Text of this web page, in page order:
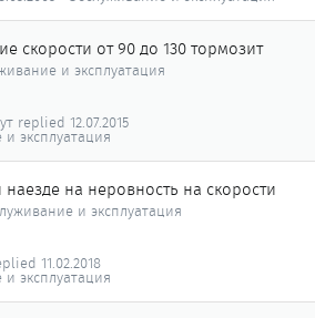
скорости от 90 до 130 тормозит
и эксплуатация
эксплуатация
12.07.2015
на неровность на скорости
и эксплуатация
эксплуатация
11.02.2018